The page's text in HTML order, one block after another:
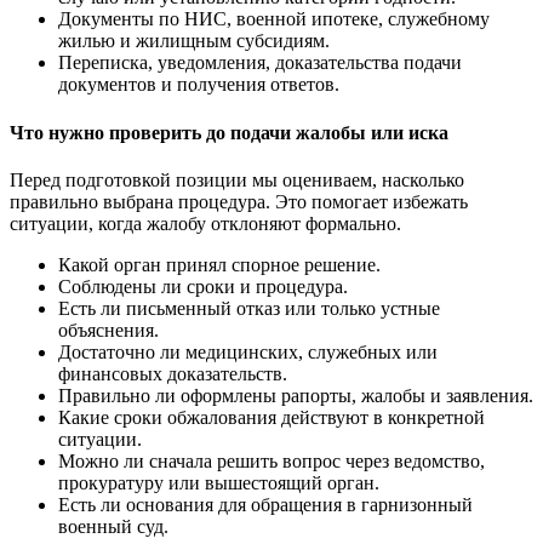
Документы по НИС, военной ипотеке, служебному
жилью и жилищным субсидиям.
Переписка, уведомления, доказательства подачи
документов и получения ответов.
Что нужно проверить до подачи жалобы или иска
Перед подготовкой позиции мы оцениваем, насколько
правильно выбрана процедура. Это помогает избежать
ситуации, когда жалобу отклоняют формально.
Какой орган принял спорное решение.
Соблюдены ли сроки и процедура.
Есть ли письменный отказ или только устные
объяснения.
Достаточно ли медицинских, служебных или
финансовых доказательств.
Правильно ли оформлены рапорты, жалобы и заявления.
Какие сроки обжалования действуют в конкретной
ситуации.
Можно ли сначала решить вопрос через ведомство,
прокуратуру или вышестоящий орган.
Есть ли основания для обращения в гарнизонный
военный суд.